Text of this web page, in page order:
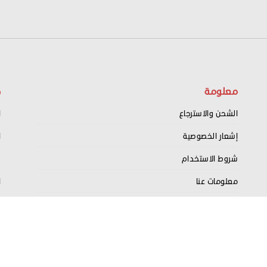
معلومة
الشحن والاسترجاع
إشعار الخصوصية
شروط الاستخدام
معلومات عنا